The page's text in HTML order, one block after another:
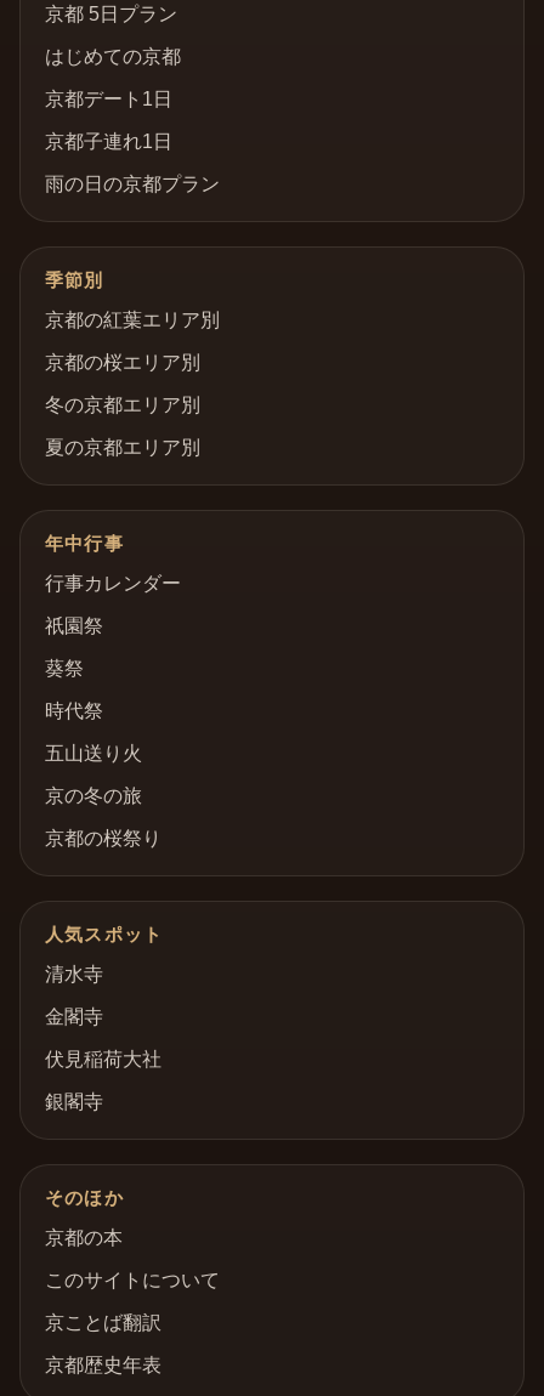
京都 5日プラン
はじめての京都
京都デート1日
京都子連れ1日
雨の日の京都プラン
季節別
京都の紅葉エリア別
京都の桜エリア別
冬の京都エリア別
夏の京都エリア別
年中行事
行事カレンダー
祇園祭
葵祭
時代祭
五山送り火
京の冬の旅
京都の桜祭り
人気スポット
清水寺
金閣寺
伏見稲荷大社
銀閣寺
そのほか
京都の本
このサイトについて
京ことば翻訳
京都歴史年表